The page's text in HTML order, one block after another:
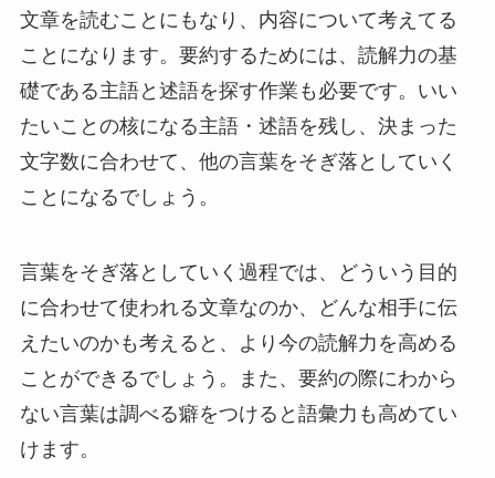
文章を読むことにもなり、内容について考えてる
ことになります。要約するためには、読解力の基
礎である主語と述語を探す作業も必要です。いい
たいことの核になる主語・述語を残し、決まった
文字数に合わせて、他の言葉をそぎ落としていく
ことになるでしょう。
言葉をそぎ落としていく過程では、どういう目的
に合わせて使われる文章なのか、どんな相手に伝
えたいのかも考えると、より今の読解力を高める
ことができるでしょう。また、要約の際にわから
ない言葉は調べる癖をつけると語彙力も高めてい
けます。